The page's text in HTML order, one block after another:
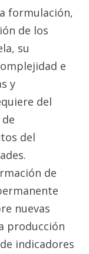
formulación,
de los
su
e
y
del
del
de
nuevas
producción
indicadores